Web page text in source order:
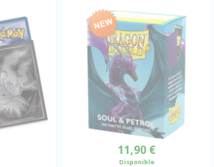
11,90 €
Disponible